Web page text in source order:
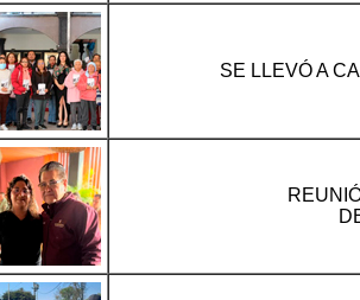
SE LLEVÓ A